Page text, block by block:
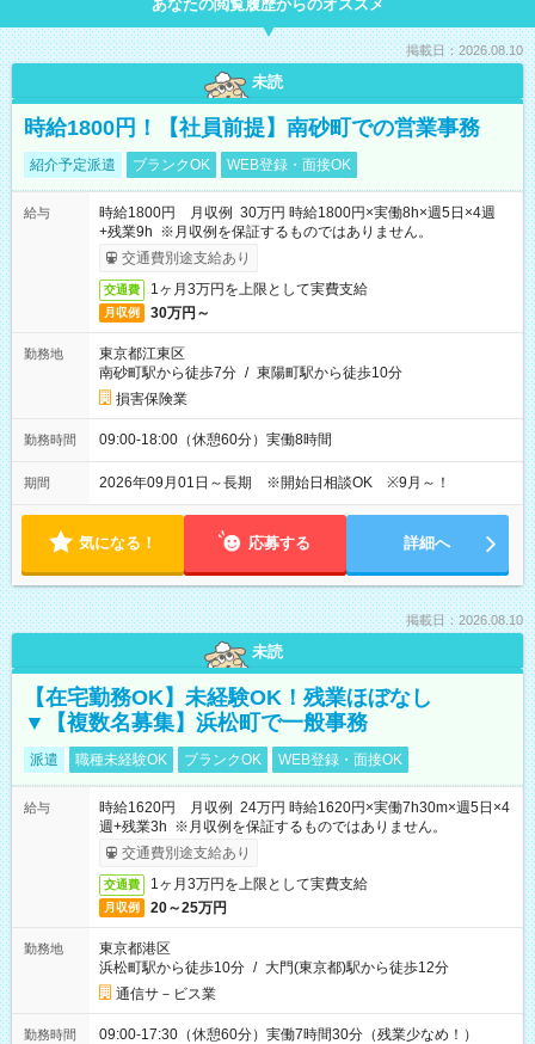
あなたの閲覧履歴からのオススメ
掲載日：2026.08.10
未読
時給1800円！【社員前提】南砂町での営業事務
紹介予定派遣 ブランクOK WEB登録・面接OK
給与
時給1800円 月収例 30万円 時給1800円×実働8h×週5日×4週
+残業9h ※月収例を保証するものではありません。
交通費別途支給あり
交通費 1ヶ月3万円を上限として実費支給
月収例 30万円～
勤務地
東京都江東区
南砂町駅から徒歩7分 / 東陽町駅から徒歩10分
損害保険業
勤務時間 09:00-18:00（休憩60分）実働8時間
期間 2026年09月01日～長期 ※開始日相談OK ※9月～！
気になる！ 応募する 詳細へ
掲載日：2026.08.10
未読
【在宅勤務OK】未経験OK！残業ほぼなし
▼【複数名募集】浜松町で一般事務
派遣 職種未経験OK ブランクOK WEB登録・面接OK
給与
時給1620円 月収例 24万円 時給1620円×実働7h30m×週5日×4
週+残業3h ※月収例を保証するものではありません。
交通費別途支給あり
交通費 1ヶ月3万円を上限として実費支給
月収例 20～25万円
勤務地
東京都港区
浜松町駅から徒歩10分 / 大門(東京都)駅から徒歩12分
通信サ－ビス業
勤務時間 09:00-17:30（休憩60分）実働7時間30分（残業少なめ！）